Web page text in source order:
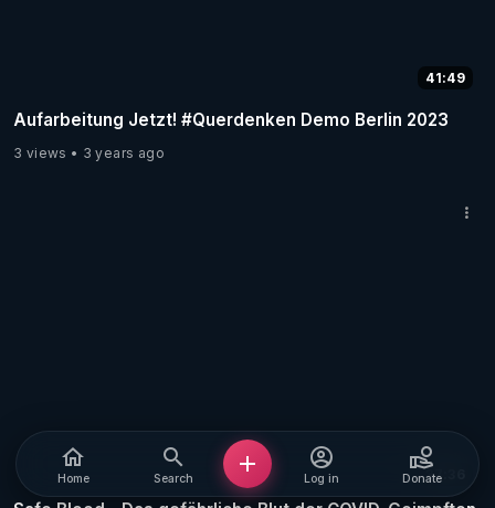
41:49
Aufarbeitung Jetzt! #Querdenken Demo Berlin 2023
3 views 3 years ago
37:36
Home Search Log in Donate